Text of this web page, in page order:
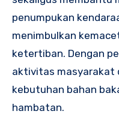
penumpukan
menimbulkan
ketertiban. Dengan
aktivitas masyarakat
kebutuhan bahan
hambatan.